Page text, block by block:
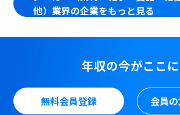
他）業界の企業をもっと見る
年収の今がここに
無料会員登録 会員